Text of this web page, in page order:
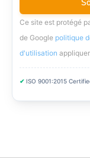
Ce site est protégé
de Google politique
d'utilisation appliquer.
✔ ISO 9001:2015